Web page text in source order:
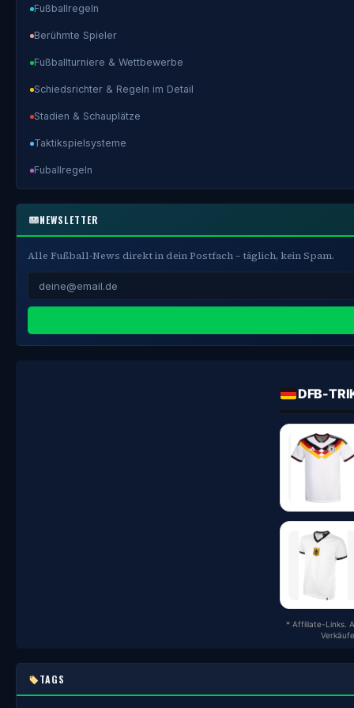
Fußballregeln
Berühmte Spieler
Fußballturniere & Wettbewerbe
Schiedsrichter & Regeln im Detail
Stadien & Schauplätze
Taktikspielsysteme
Fuballregeln
NEWSLETTER
Alle Fußball-News direkt in dein Postfach – täglich, kein Spam.
DFB-
* Affiliate-Links.
TAGS